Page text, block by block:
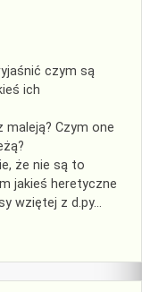
czym są
ich
Czym one
że nie są to
jakieś heretyczne
wziętej z d.py…